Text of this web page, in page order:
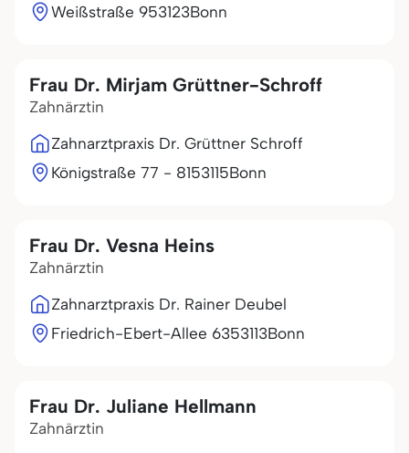
Weißstraße 953123Bonn
Frau Dr. Mirjam Grüttner-Schroff
Zahnärztin
Zahnarztpraxis Dr. Grüttner Schroff
Königstraße 77 - 8153115Bonn
Frau Dr. Vesna Heins
Zahnärztin
Zahnarztpraxis Dr. Rainer Deubel
Friedrich-Ebert-Allee 6353113Bonn
Frau Dr. Juliane Hellmann
Zahnärztin